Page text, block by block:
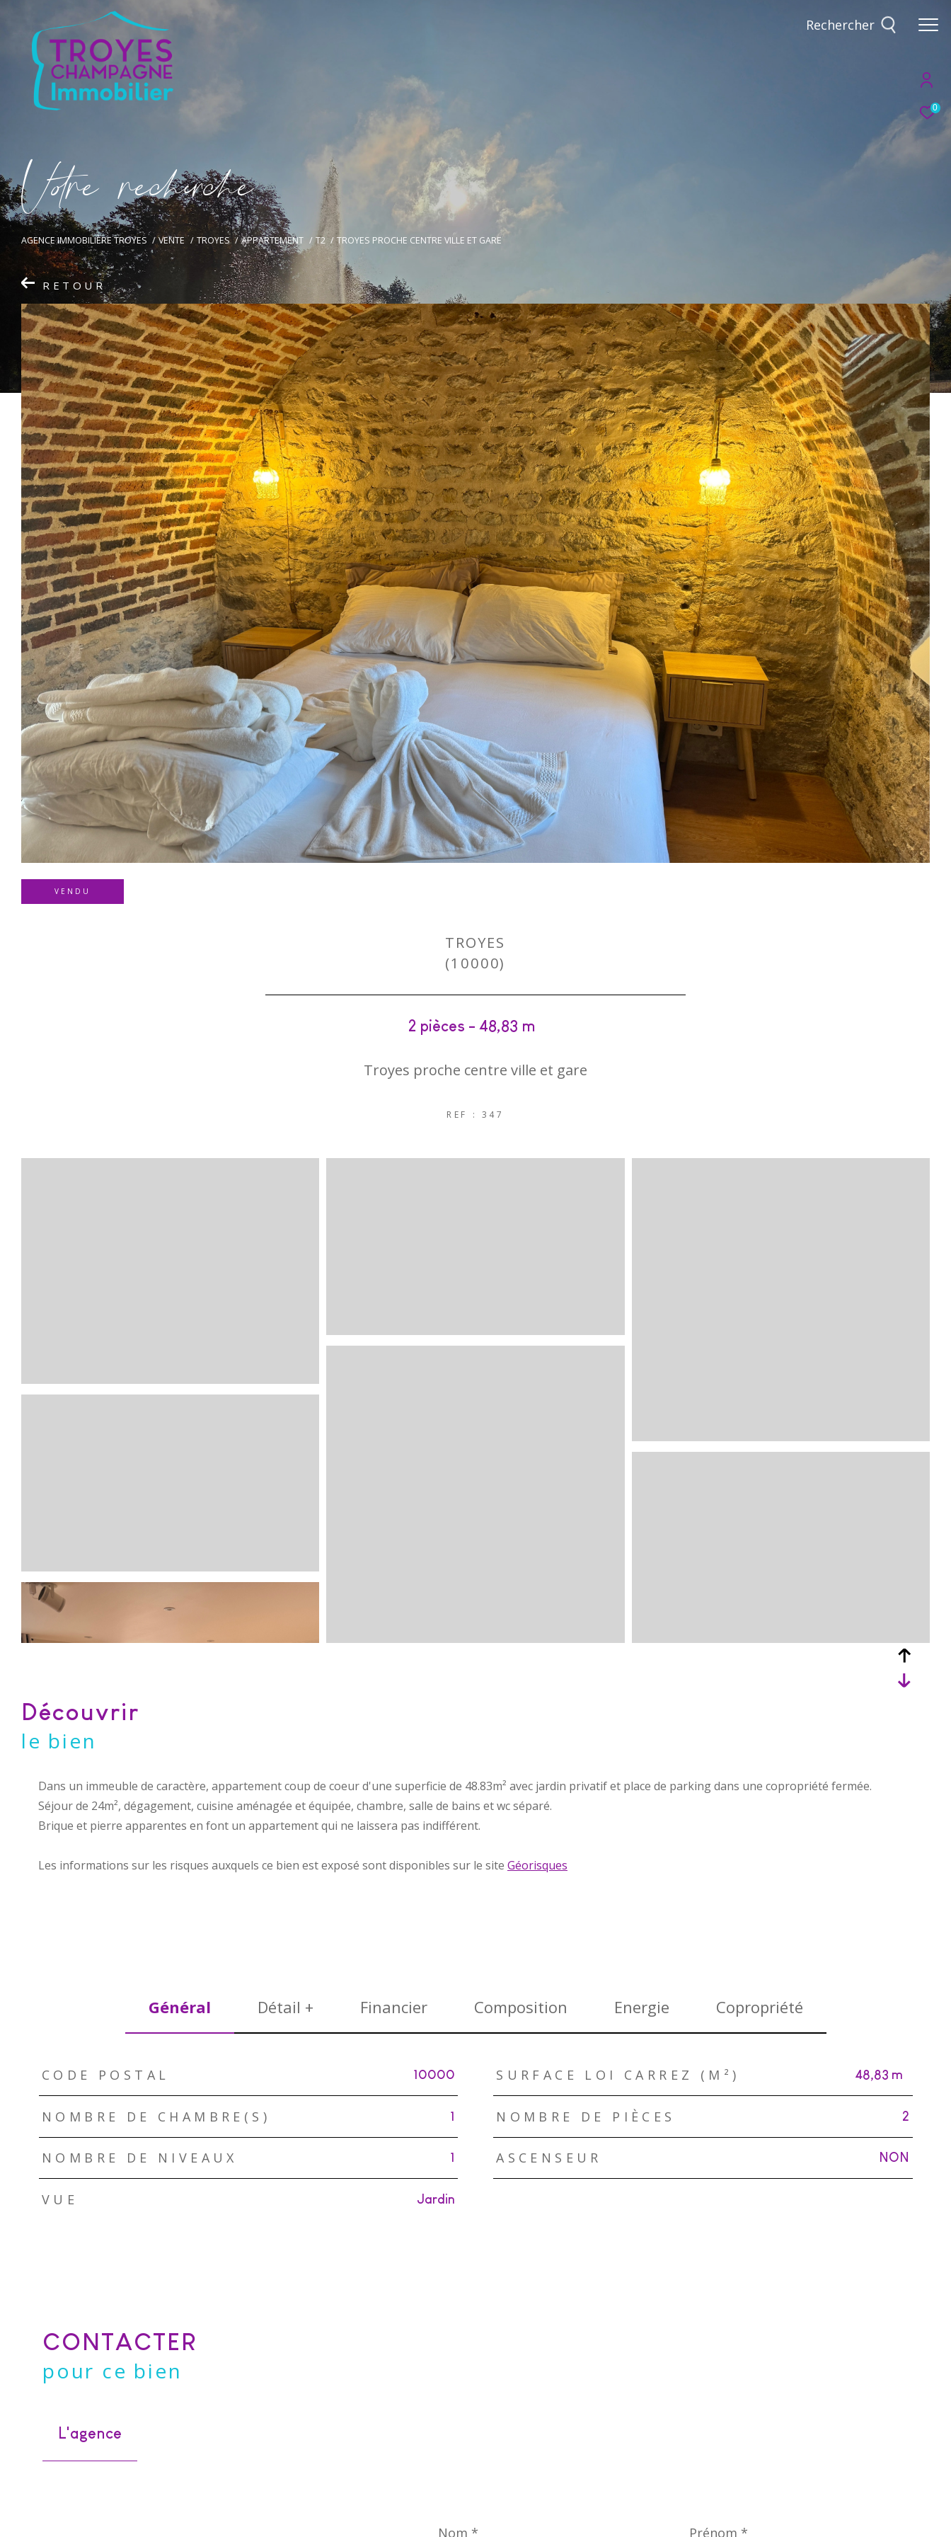
0
Rechercher
Vore recece
AGENCE IMMOBILIÈRE TROYES VENTE TROYES APPARTEMENT T2 TROYES PROCHE CENTRE VILLE ET GARE
RETOUR
VENDU
TROYES
(10000)
2 pièces - 48,83 m²
Troyes proche centre ville et gare
REF : 347
découvrir
le bien
Dans un immeuble de caractère, appartement coup de coeur d'une superficie de 48.83m² avec jardin privatif et place de parking dans une copropriété fermée.
Séjour de 24m², dégagement, cuisine aménagée et équipée, chambre, salle de bains et wc séparé.
Brique et pierre apparentes en font un appartement qui ne laissera pas indifférent.
Les informations sur les risques auxquels ce bien est exposé sont disponibles sur le site Géorisques
Général Détail + Financier Composition Energie Copropriété
TRAD_ZEPHYR_Caracteristique
CODE POSTAL 10000 SURFACE LOI CARREZ (M²) 48,83 m²
NOMBRE DE CHAMBRE(S) 1 NOMBRE DE PIÈCES 2
NOMBRE DE NIVEAUX 1 ASCENSEUR NON
VUE Jardin
CONTACTER
pour ce bien
L'agence
*
*